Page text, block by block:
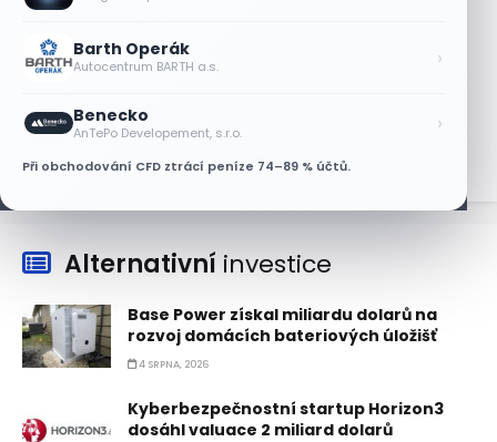
Barth Operák
Autocentrum BARTH a.s. ›
Benecko
AnTePo Developement, s.r.o. ›
Při obchodování CFD ztrácí peníze 74–89 % účtů.
Asijské technologie oslabily, SK Hynix se
6 SRPNA, 2026
Alternativní investice
Base Power získal miliardu dolarů na
rozvoj domácích bateriových úložišť
4 SRPNA, 2026
Kyberbezpečnostní startup Horizon3
dosáhl valuace 2 miliard dolarů